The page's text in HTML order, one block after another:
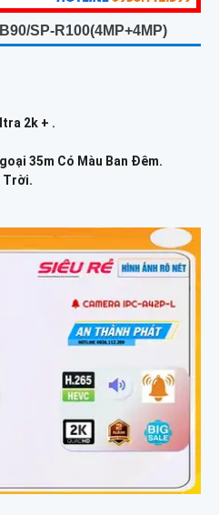
SP-R100(4MP+4MP)
2k + .
35m Có Màu Ban Ðêm.
Trời.